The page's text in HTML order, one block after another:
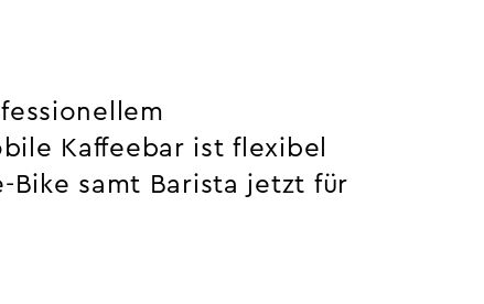
Kaffeebar ist flexibel
Bike samt Barista jetzt für